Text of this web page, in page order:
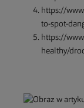
https://
to-spot-
https://
healthy/